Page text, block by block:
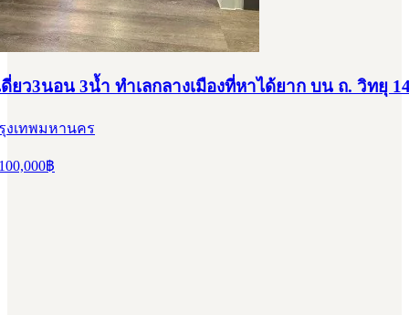
ยว3นอน 3น้ำ ทำเลกลางเมืองที่หาได้ยาก บน ถ. วิทยุ
งเทพมหานคร
฿